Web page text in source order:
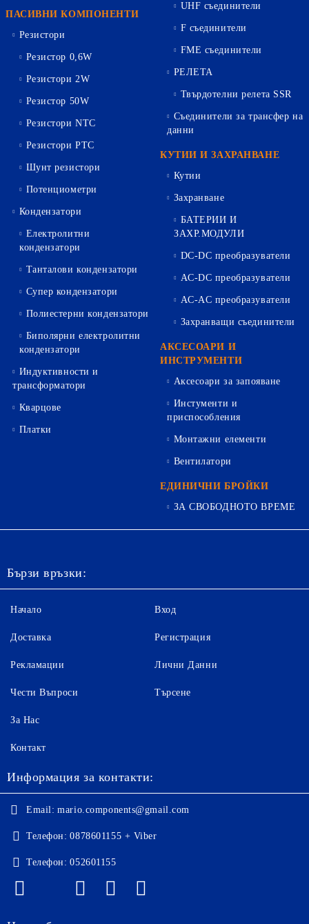
ПАСИВНИ КОМПОНЕНТИ
Резистори
Резистор 0,6W
Резистори 2W
Резистор 50W
Резистори NTC
Резистори PTC
Шунт резистори
Потенциометри
Кондензатори
Електролитни
кондензатори
Танталови кондензатори
Супер кондензатори
Полиестерни кондензатори
Биполярни електролитни
кондензатори
Индуктивности и
трансформатори
Кварцове
Платки
UHF съединители
F съединители
FME съединители
РЕЛЕТА
Твърдотелни релета SSR
Съединители за трансфер на
данни
КУТИИ И ЗАХРАНВАНЕ
Кутии
Захранване
БАТЕРИИ И
ЗАХР.МОДУЛИ
DC-DC преобразуватели
AC-DC преобразуватели
AC-AC преобразуватели
Захранващи съединители
АКСЕСОАРИ И
ИНСТРУМЕНТИ
Аксесоари за запояване
Инстументи и
приспособления
Монтажни елементи
Вентилатори
ЕДИНИЧНИ БРОЙКИ
ЗА СВОБОДНОТО ВРЕМЕ
Бързи връзки:
Начало
Доставка
Рекламации
Чести Въпроси
Вход
Регистрация
Лични Данни
Търсене
За Нас
Контакт
Информация за контакти:
Email: mario.components@gmail.com
Телефон: 0878601155 + Viber
Телефон: 052601155